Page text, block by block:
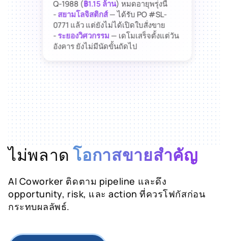
-สยามโลจิสติกส์— ได้รับ PO #SL-
0771 แล้ว แต่ยังไม่ได้เปิดใบสั่งขาย
-ระยองวิศวกรรม — เดโมเสร็จตั้งแต่วัน
อังคาร ยังไม่มีนัดขั้นถัดไป
ฉันต่ออายุใบเสนอราคาให้ไทยเจริญ
และเปิดใบสั่งขายให้สยามโลจิสติกส์ได้
ทันที แค่ยืนยันมา
ไม่พลาดโอกาสขายสำคัญ
AI Coworker ติดตาม pipeline และดึง
opportunity, risk, และ action ที่ควรโฟกัสก่อน
กระทบผลลัพธ์.